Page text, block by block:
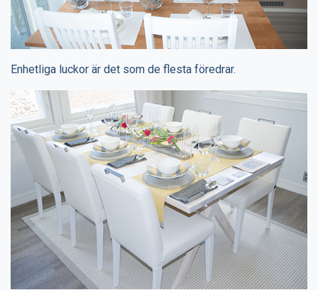
Enhetliga luckor är det som de flesta föredrar.